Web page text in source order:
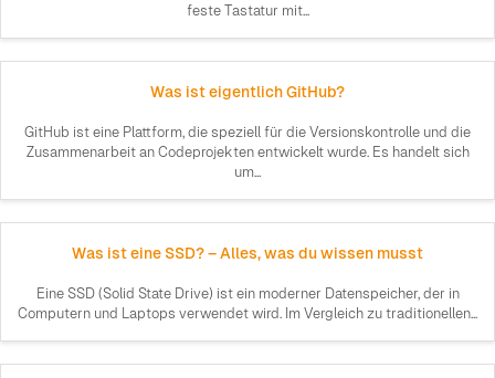
feste Tastatur mit...
Was ist eigentlich GitHub?
GitHub ist eine Plattform, die speziell für die Versionskontrolle und die
Zusammenarbeit an Codeprojekten entwickelt wurde. Es handelt sich
um...
Was ist eine SSD? – Alles, was du wissen musst
Eine SSD (Solid State Drive) ist ein moderner Datenspeicher, der in
Computern und Laptops verwendet wird. Im Vergleich zu traditionellen...